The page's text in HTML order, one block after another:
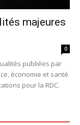
majeures
0
publiées par
économie et santé
pour la RDC.